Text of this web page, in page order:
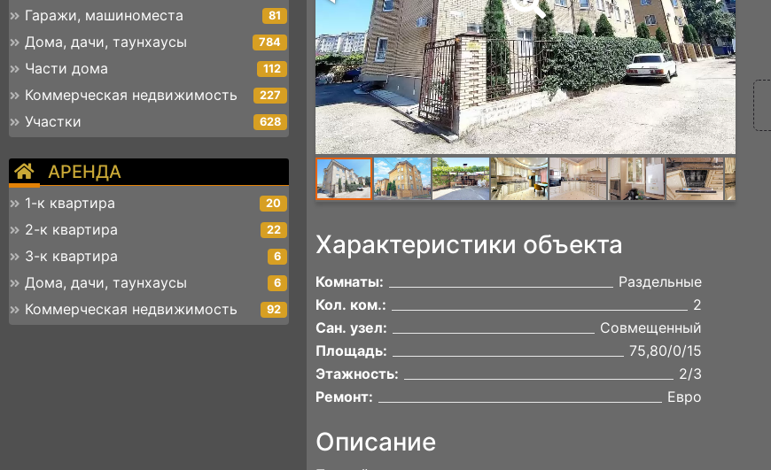
Гаражи, машиноместа 81
Дома, дачи, таунхаусы 784
Части дома 112
Коммерческая недвижимость 227
Участки 628
АРЕНДА
1-к квартира 20
2-к квартира 22
3-к квартира 6
Дома, дачи, таунхаусы 6
Коммерческая недвижимость 92
Характеристики объекта
Комнаты:
Раздельные
Кол. ком.:
2
Сан. узел:
Совмещенный
Площадь:
75,80/0/15
Этажность:
2/3
Ремонт:
Евро
Описание